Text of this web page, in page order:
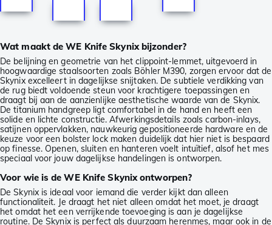
Wat maakt de WE Knife Skynix bijzonder?
De belijning en geometrie van het clippoint-lemmet, uitgevoerd in
hoogwaardige staalsoorten zoals Böhler M390, zorgen ervoor dat de
Skynix excelleert in dagelijkse snijtaken. De subtiele verdikking van
de rug biedt voldoende steun voor krachtigere toepassingen en
draagt bij aan de aanzienlijke aesthetische waarde van de Skynix.
De titanium handgreep ligt comfortabel in de hand en heeft een
solide en lichte constructie. Afwerkingsdetails zoals carbon-inlays,
satijnen oppervlakken, nauwkeurig gepositioneerde hardware en de
keuze voor een bolster lock maken duidelijk dat hier niet is bespaard
op finesse. Openen, sluiten en hanteren voelt intuïtief, alsof het mes
speciaal voor jouw dagelijkse handelingen is ontworpen.
Voor wie is de WE Knife Skynix ontworpen?
De Skynix is ideaal voor iemand die verder kijkt dan alleen
functionaliteit. Je draagt het niet alleen omdat het moet, je draagt
het omdat het een verrijkende toevoeging is aan je dagelijkse
routine. De Skynix is perfect als duurzaam herenmes, maar ook in de